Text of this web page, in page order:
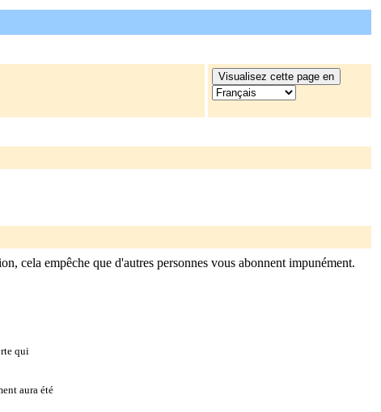
cela empêche que d'autres personnes vous abonnent impunément.
qui
aura été